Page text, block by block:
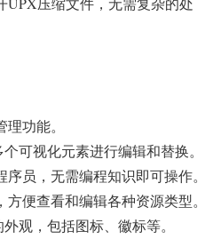
理功能。
可视化元素进行编辑和替换。
员，无需编程知识即可操作。
便查看和编辑各种资源类型。
观，包括图标、徽标等。